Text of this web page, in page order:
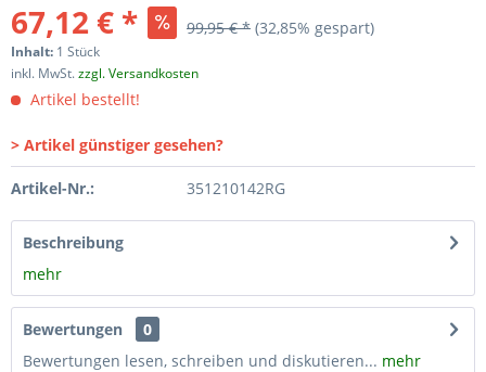
67,12 € * 99,95 € * (32,85% gespart)
Inhalt: 1 Stück
inkl. MwSt.zzgl. Versandkosten
Artikel bestellt!
> Artikel günstiger gesehen?
Artikel-Nr.: 351210142RG
Beschreibung
mehr
Bewertungen
0
Bewertungen lesen, schreiben und diskutieren... mehr